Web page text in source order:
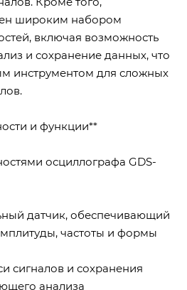
широким набором
включая возможность
и сохранение данных, что
инструментом для сложных
и функции**
осциллографа GDS-
датчик, обеспечивающий
частоты и формы
сигналов и сохранения
анализа